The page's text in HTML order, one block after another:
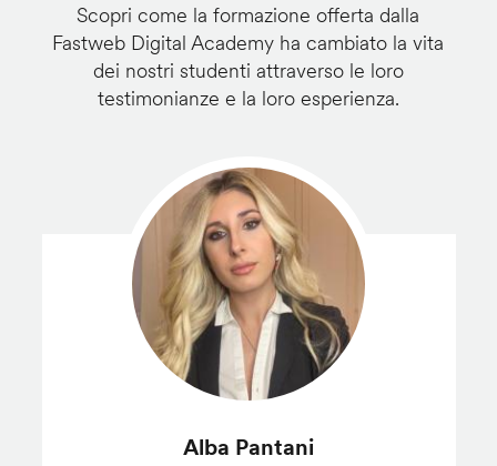
Scopri come la formazione offerta dalla
Fastweb Digital Academy ha cambiato la vita
dei nostri studenti attraverso le loro
testimonianze e la loro esperienza.
Alba Pantani